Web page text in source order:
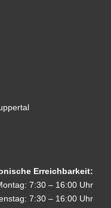
Erreichbarkeit:
7:30 – 16:00 Uhr
7:30 – 16:00 Uhr